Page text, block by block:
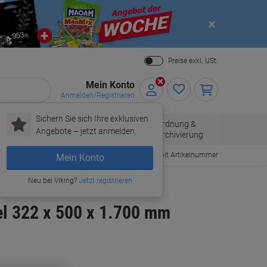
Close
Preise exkl. USt.
Mein Konto
Anmelden/Registrieren
Sichern Sie sich Ihre exklusiven
Angebote – jetzt anmelden.
Mein Konto
Neu bei Viking?Jetzt registrieren
Papier, Versand
& Pakete
Bürobedarf
Ordnung &
Archivierung
Bestellen mit Artikelnummer
322 x 500 x 1.700 mm